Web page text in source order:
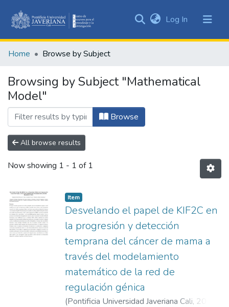
&
All of DSpace
Log In (current)
Home Browse by Subject
Browsing by Subject "Mathematical
Model"
Browse
All browse results
Now showing 1 - 1 of 1
Item
Desvelando el papel de KIF2C en
la progresión y detección
temprana del cáncer de mama a
través del modelamiento
matemático de la red de
regulación génica
(Pontificia Universidad Javeriana Cali, 2025